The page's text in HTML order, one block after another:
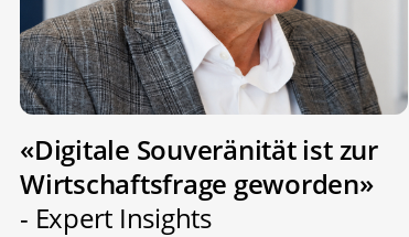
«Digitale Souveränität ist zur
Wirtschaftsfrage geworden»
- Expert Insights